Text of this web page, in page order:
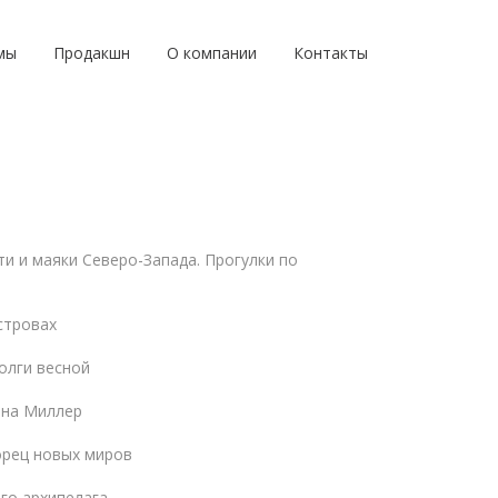
Продакшн О компании Контакты
и маяки Северо-Запада. Прогулки по
весной
Миллер
новых миров